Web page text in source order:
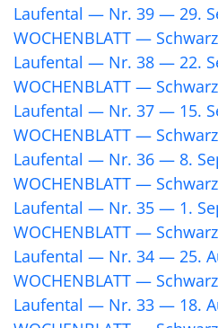
Laufental — Nr. 39 — 29.
WOCHENBLATT —
Laufental — Nr. 38 — 22.
WOCHENBLATT —
Laufental — Nr. 37 — 15.
WOCHENBLATT —
Laufental — Nr. 36 — 8.
WOCHENBLATT —
Laufental — Nr. 35 — 1.
WOCHENBLATT —
Laufental — Nr. 34 — 25.
WOCHENBLATT —
Laufental — Nr. 33 — 18.